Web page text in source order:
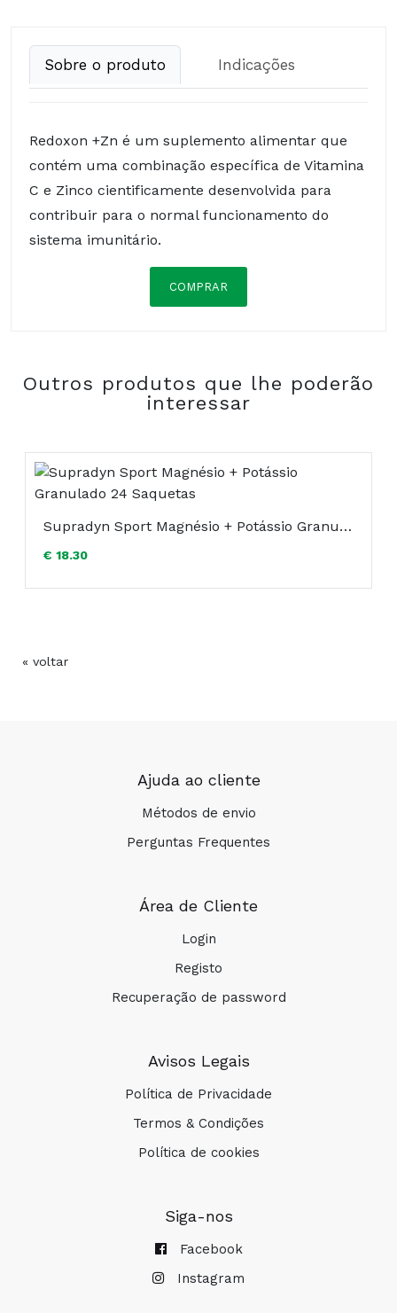
Sobre o produto Indicações
Redoxon +Zn é um suplemento alimentar que
contém uma combinação específica de Vitamina
C e Zinco cientificamente desenvolvida para
contribuir para o normal funcionamento do
sistema imunitário.
COMPRAR
COMPRAR
Outros produtos que lhe poderão
interessar
Supradyn Sport Magnésio + Potássio Granulado 24 Saquetas
€ 18.30
« voltar
Ajuda ao cliente
Métodos de envio
Perguntas Frequentes
Área de Cliente
Login
Registo
Recuperação de password
Avisos Legais
Política de Privacidade
Termos & Condições
Política de cookies
Siga-nos
Facebook
Instagram